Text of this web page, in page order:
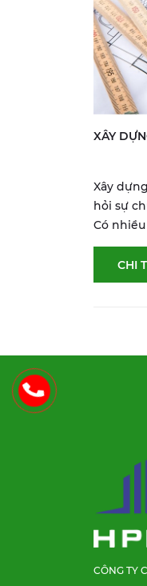
XÂY
Xây
hỏi sự
Có
CHI
CÔNG TY